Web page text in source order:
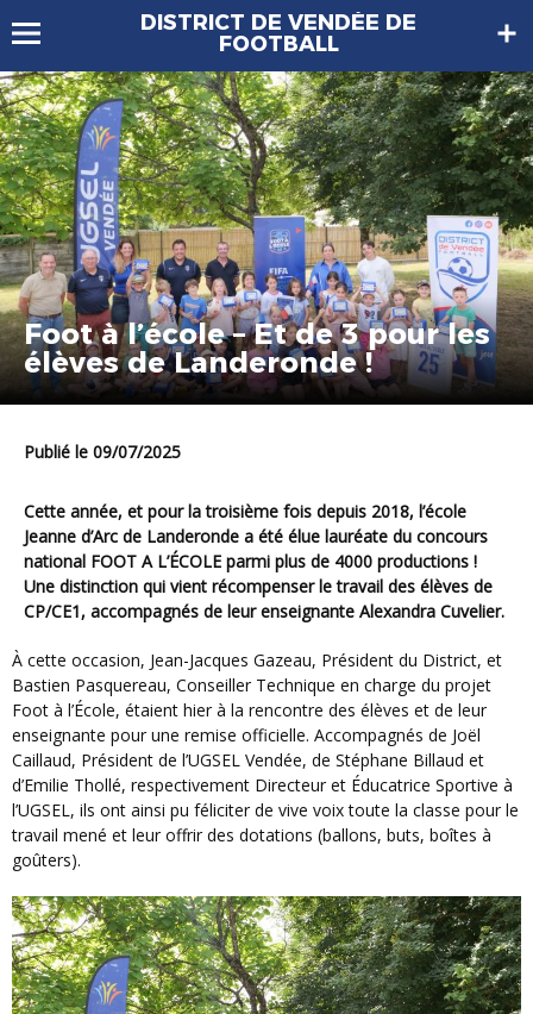
DISTRICT DE VENDÉE DE
FOOTBALL
Foot à l’école – Et de 3 pour les
élèves de Landeronde !
Publié le 09/07/2025
Cette année, et pour la troisième fois depuis 2018, l’école
Jeanne d’Arc de Landeronde a été élue lauréate du concours
national FOOT A L’ÉCOLE parmi plus de 4000 productions !
Une distinction qui vient récompenser le travail des élèves de
CP/CE1, accompagnés de leur enseignante Alexandra Cuvelier.
À cette occasion, Jean-Jacques Gazeau, Président du District, et
Bastien Pasquereau, Conseiller Technique en charge du projet
Foot à l’École, étaient hier à la rencontre des élèves et de leur
enseignante pour une remise officielle. Accompagnés de Joël
Caillaud, Président de l’UGSEL Vendée, de Stéphane Billaud et
d’Emilie Thollé, respectivement Directeur et Éducatrice Sportive à
l’UGSEL, ils ont ainsi pu féliciter de vive voix toute la classe pour le
travail mené et leur offrir des dotations (ballons, buts, boîtes à
goûters).